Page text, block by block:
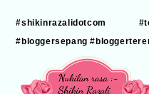
#shikinrazalidotcom
#bloggersepang